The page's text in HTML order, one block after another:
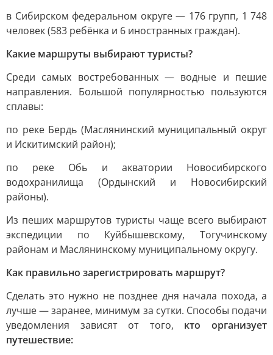
в Сибирском федеральном округе — 176 групп, 1 748
человек (583 ребёнка и 6 иностранных граждан).
Какие маршруты выбирают туристы?
Среди самых востребованных — водные и пешие
направления. Большой популярностью пользуются
сплавы:
по реке Бердь (Маслянинский муниципальный округ
и Искитимский район);
по реке Обь и акватории Новосибирского
водохранилища (Ордынский и Новосибирский
районы).
Из пеших маршрутов туристы чаще всего выбирают
экспедиции по Куйбышевскому, Тогучинскому
районам и Маслянинскому муниципальному округу.
Как правильно зарегистрировать маршрут?
Сделать это нужно не позднее дня начала похода, а
лучше — заранее, минимум за сутки. Способы подачи
уведомления зависят от того, кто организует
путешествие: